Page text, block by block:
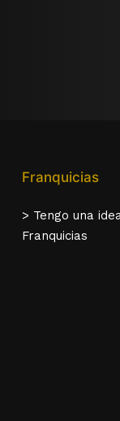
Franquicias
> Tengo una
Franquicias